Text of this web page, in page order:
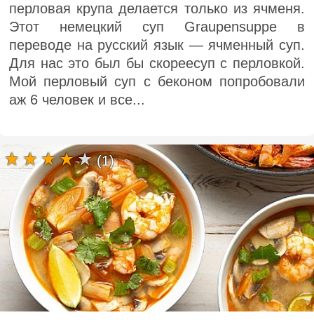
перловая крупа делается только из ячменя.
Этот немецкий суп Graupensuppe в
переводе на русский язык — ячменный суп.
Для нас это был бы скореесуп с перловкой.
Мой перловый суп с беконом попробовали
аж 6 человек и все...
(1)